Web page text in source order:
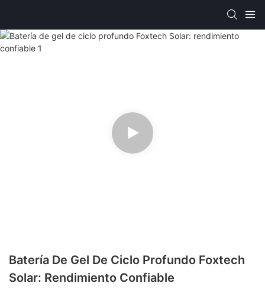
Batería De Gel De Ciclo Profundo Foxtech
Solar: Rendimiento Confiable